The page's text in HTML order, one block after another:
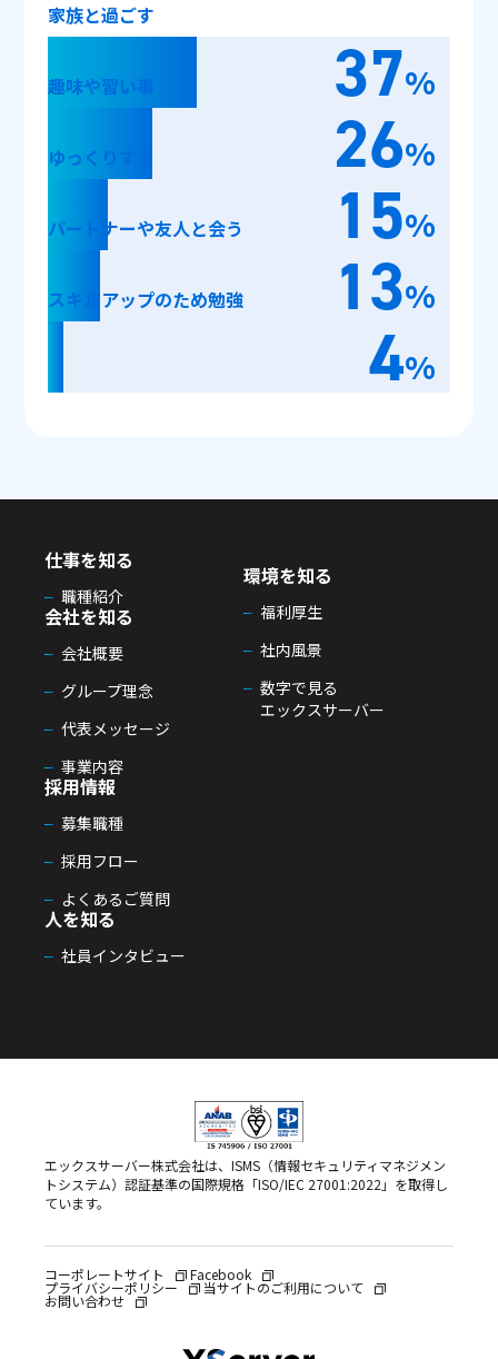
家族と過ごす
37%
趣味や習い事
26%
ゆっくりする
15%
パートナーや友人と会う
13%
スキルアップのため勉強
4%
仕事を知る
職種紹介
人を知る
社員インタビュー
会社を知る
会社概要
グループ理念
代表メッセージ
事業内容
環境を知る
福利厚生
社内風景
数字で見る
エックスサーバー
採用情報
募集職種
採用フロー
よくあるご質問
エックスサーバー株式会社は、ISMS（情報セキュリティマネジメン
トシステム）認証基準の国際規格「ISO/IEC 27001:2022」を取得し
ています。
コーポレートサイト Facebook
プライバシーポリシー 当サイトのご利用について
お問い合わせ